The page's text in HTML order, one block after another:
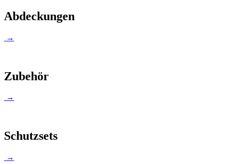
Abdeckungen
→
Zubehör
→
Schutzsets
→